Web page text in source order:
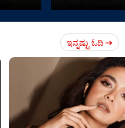
ಇನ್ನಷ್ಟು ಓದಿ